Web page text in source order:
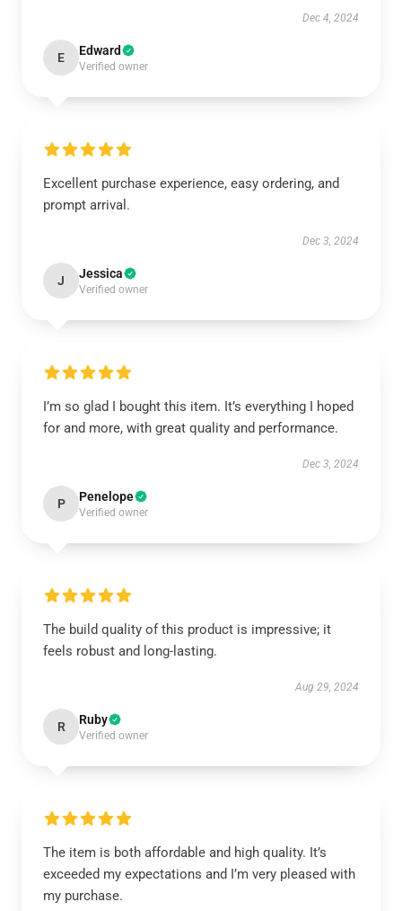
Dec 4, 2024
E Edward
Verified owner
Excellent purchase experience, easy ordering, and
prompt arrival.
Dec 3, 2024
J Jessica
Verified owner
I’m so glad I bought this item. It’s everything I hoped
for and more, with great quality and performance.
Dec 3, 2024
P Penelope
Verified owner
The build quality of this product is impressive; it
feels robust and long-lasting.
Aug 29, 2024
R Ruby
Verified owner
The item is both affordable and high quality. It’s
exceeded my expectations and I’m very pleased with
my purchase.